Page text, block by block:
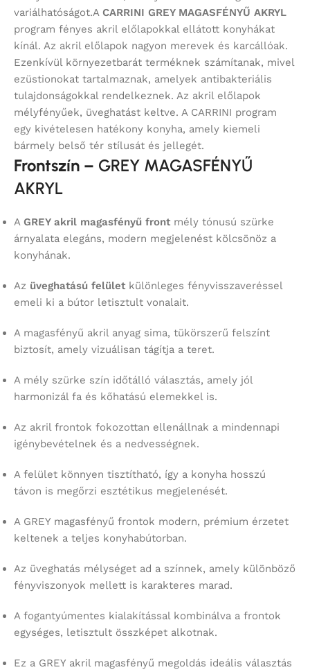
variálhatóságot.A CARRINI GREY MAGASFÉNYŰ AKRYL
program fényes akril előlapokkal ellátott konyhákat
kínál. Az akril előlapok nagyon merevek és karcállóak.
Ezenkívül környezetbarát terméknek számítanak, mivel
ezüstionokat tartalmaznak, amelyek antibakteriális
tulajdonságokkal rendelkeznek. Az akril előlapok
mélyfényűek, üveghatást keltve. A CARRINI program
egy kivételesen hatékony konyha, amely kiemeli
bármely belső tér stílusát és jellegét.
Frontszín – GREY MAGASFÉNYŰ
AKRYL
A GREY akril magasfényű front mély tónusú szürke
árnyalata elegáns, modern megjelenést kölcsönöz a
konyhának.
Az üveghatású felület különleges fényvisszaveréssel
emeli ki a bútor letisztult vonalait.
A magasfényű akril anyag sima, tükörszerű felszínt
biztosít, amely vizuálisan tágítja a teret.
A mély szürke szín időtálló választás, amely jól
harmonizál fa és kőhatású elemekkel is.
Az akril frontok fokozottan ellenállnak a mindennapi
igénybevételnek és a nedvességnek.
A felület könnyen tisztítható, így a konyha hosszú
távon is megőrzi esztétikus megjelenését.
A GREY magasfényű frontok modern, prémium érzetet
keltenek a teljes konyhabútorban.
Az üveghatás mélységet ad a színnek, amely különböző
fényviszonyok mellett is karakteres marad.
A fogantyúmentes kialakítással kombinálva a frontok
egységes, letisztult összképet alkotnak.
Ez a GREY akril magasfényű megoldás ideális választás